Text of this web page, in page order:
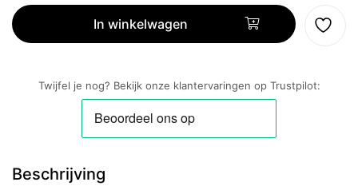
EC685.M
aantal
In winkelwagen
Twijfel je nog? Bekijk onze klantervaringen op Trustpilot:
Beschrijving